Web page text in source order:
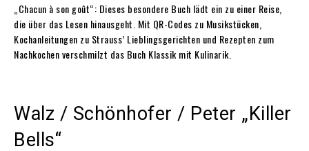
„Chacun à son goût“: Dieses besondere Buch lädt ein zu einer Reise,
die über das Lesen hinausgeht. Mit QR-Codes zu Musikstücken,
Kochanleitungen zu Strauss’ Lieblingsgerichten und Rezepten zum
Nachkochen verschmilzt das Buch Klassik mit Kulinarik.
Walz / Schönhofer / Peter „Killer
Bells“